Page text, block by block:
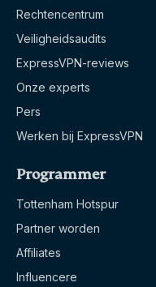
Rechtencentrum
Veiligheidsaudits
ExpressVPN-reviews
Onze experts
Pers
Werken bij ExpressVPN
Programmer
Tottenham Hotspur
Partner worden
Affiliates
Influencere